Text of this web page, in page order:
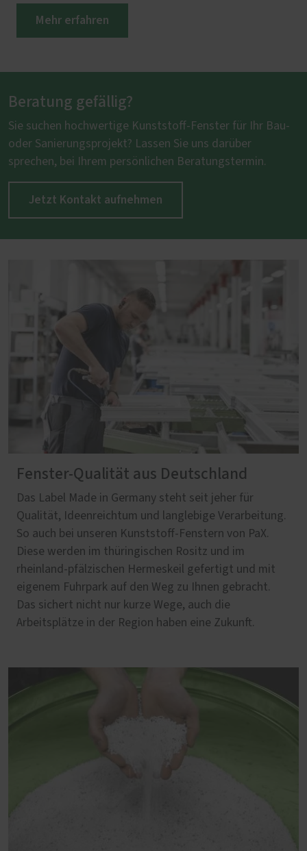
Mehr erfahren
Beratung gefällig?
Sie suchen hochwertige Kunststoff-Fenster für Ihr Bau-
oder Sanierungsprojekt? Lassen Sie uns darüber
sprechen, bei Ihrem persönlichen Beratungstermin.
Jetzt Kontakt aufnehmen
Fenster-Qualität aus Deutschland
Das Label Made in Germany steht seit jeher für
Qualität, Ideenreichtum und langlebige Verarbeitung.
So auch bei unseren Kunststoff-Fenstern von PaX.
Diese werden im thüringischen Rositz und im
rheinland-pfälzischen Hermeskeil gefertigt und mit
eigenem Fuhrpark auf den Weg zu Ihnen gebracht.
Das sichert nicht nur kurze Wege, auch die
Arbeitsplätze in der Region haben eine Zukunft.